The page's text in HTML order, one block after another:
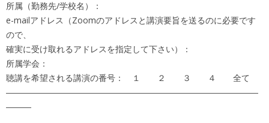
所属（勤務先/学校名）：
e-mailアドレス（Zoomのアドレスと講演要旨を送るのに必要です
ので、
確実に受け取れるアドレスを指定して下さい）：
所属学会：
聴講を希望される講演の番号： １ ２ ３ ４ 全て
――――――――――――――――――――――――――――――
―――